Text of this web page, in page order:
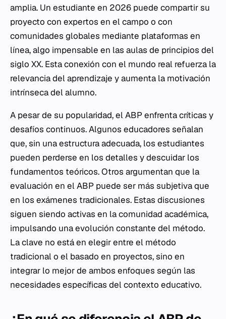
amplia. Un estudiante en 2026 puede compartir su
proyecto con expertos en el campo o con
comunidades globales mediante plataformas en
línea, algo impensable en las aulas de principios del
siglo XX. Esta conexión con el mundo real refuerza la
relevancia del aprendizaje y aumenta la motivación
intrínseca del alumno.
A pesar de su popularidad, el ABP enfrenta críticas y
desafíos continuos. Algunos educadores señalan
que, sin una estructura adecuada, los estudiantes
pueden perderse en los detalles y descuidar los
fundamentos teóricos. Otros argumentan que la
evaluación en el ABP puede ser más subjetiva que
en los exámenes tradicionales. Estas discusiones
siguen siendo activas en la comunidad académica,
impulsando una evolución constante del método.
La clave no está en elegir entre el método
tradicional o el basado en proyectos, sino en
integrar lo mejor de ambos enfoques según las
necesidades específicas del contexto educativo.